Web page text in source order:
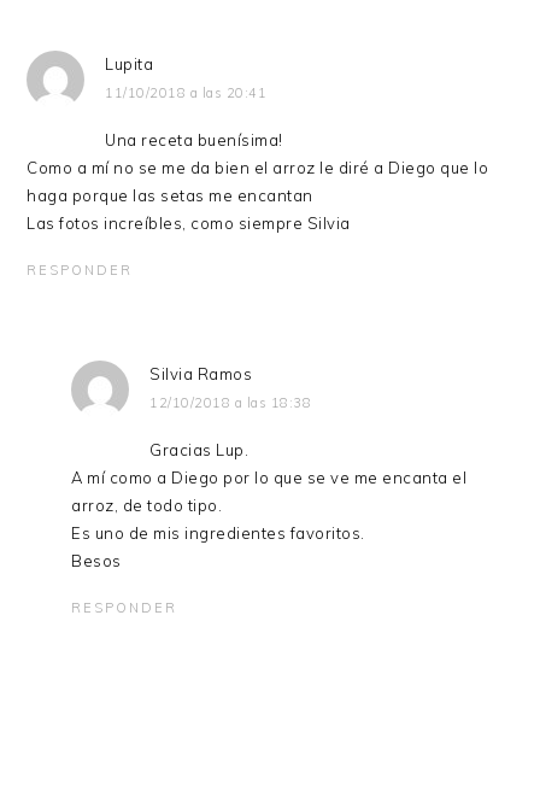
Lupita
11/10/2018 a las 20:41
Una receta buenísima!
Como a mí no se me da bien el arroz le diré a Diego que lo
haga porque las setas me encantan
Las fotos increíbles, como siempre Silvia
RESPONDER
Silvia Ramos
12/10/2018 a las 18:38
Gracias Lup.
A mí como a Diego por lo que se ve me encanta el
arroz, de todo tipo.
Es uno de mis ingredientes favoritos.
Besos
RESPONDER